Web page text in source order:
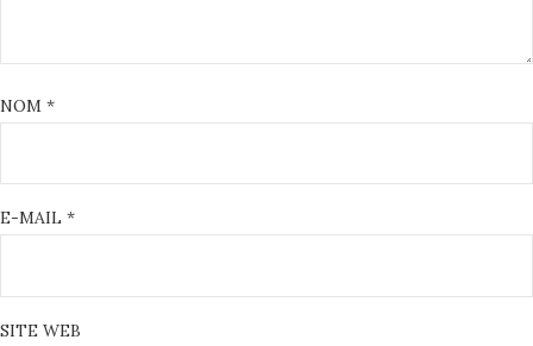
NOM *
E-MAIL *
SITE WEB